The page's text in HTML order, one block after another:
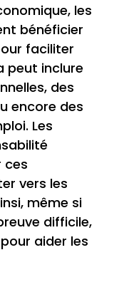
les
bénéficier
faciliter
peut inclure
des
encore des
Les
ces
vers les
même si
difficile,
aider les